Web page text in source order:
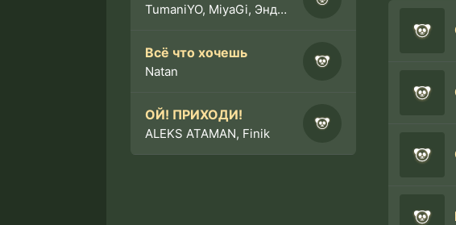
TumaniYO, MiyaGi, Эндшпиль
Всё что хочешь
Natan
ОЙ! ПРИХОДИ!
ALEKS ATAMAN, Finik